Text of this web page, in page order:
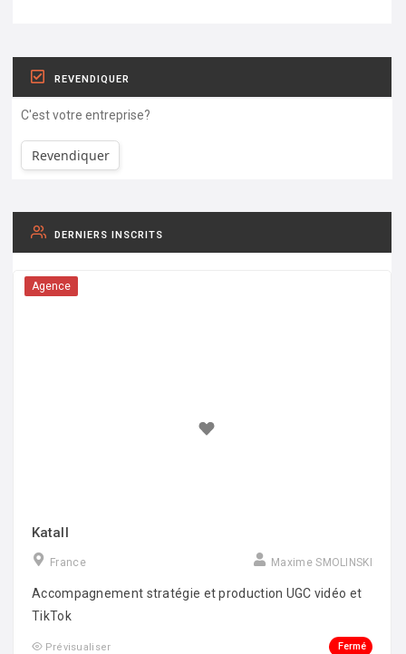
REVENDIQUER
C'est votre entreprise?
Revendiquer
DERNIERS INSCRITS
Agence
Katall
France Maxime SMOLINSKI
Accompagnement stratégie et production UGC vidéo et
TikTok
Prévisualiser Fermé